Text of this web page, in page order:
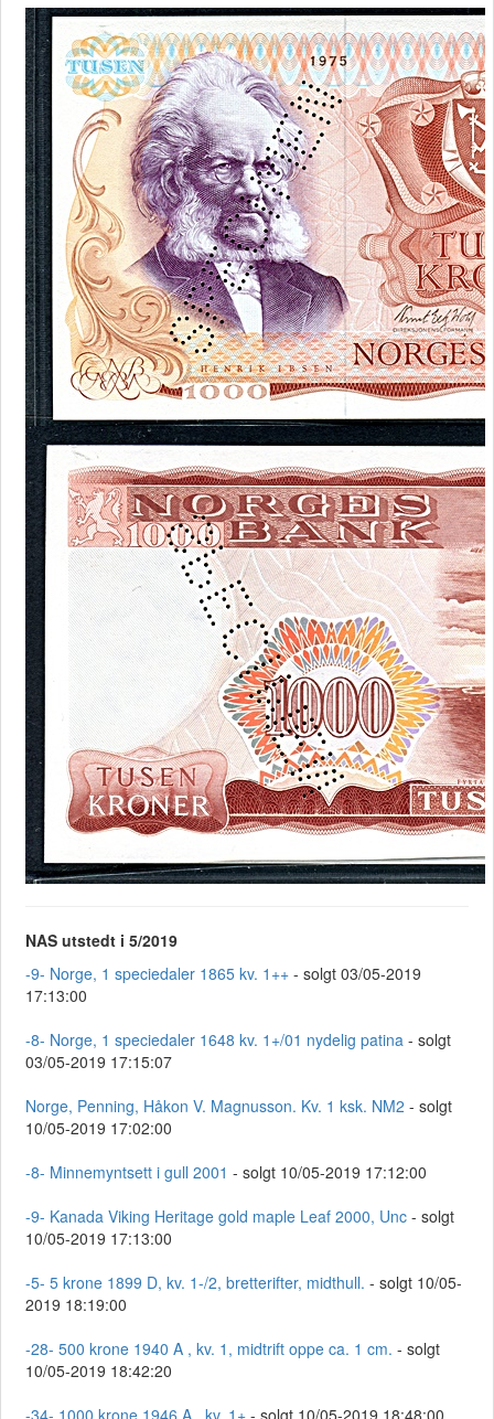
NAS utstedt i 5/2019
-9- Norge, 1 speciedaler 1865 kv. 1++ - solgt 03/05-2019
17:13:00
-8- Norge, 1 speciedaler 1648 kv. 1+/01 nydelig patina - solgt
03/05-2019 17:15:07
Norge, Penning, Håkon V. Magnusson. Kv. 1 ksk. NM2 - solgt
10/05-2019 17:02:00
-8- Minnemyntsett i gull 2001 - solgt 10/05-2019 17:12:00
-9- Kanada Viking Heritage gold maple Leaf 2000, Unc - solgt
10/05-2019 17:13:00
-5- 5 krone 1899 D, kv. 1-/2, bretterifter, midthull. - solgt 10/05-
2019 18:19:00
-28- 500 krone 1940 A , kv. 1, midtrift oppe ca. 1 cm. - solgt
10/05-2019 18:42:20
-34- 1000 krone 1946 A , kv. 1+ - solgt 10/05-2019 18:48:00